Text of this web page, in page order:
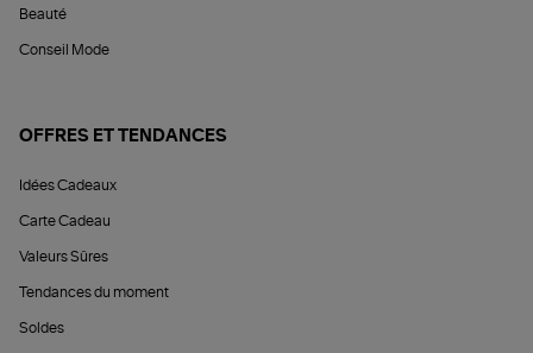
Beauté
Conseil Mode
OFFRES ET TENDANCES
Idées Cadeaux
Carte Cadeau
Valeurs Sûres
Tendances du moment
Soldes